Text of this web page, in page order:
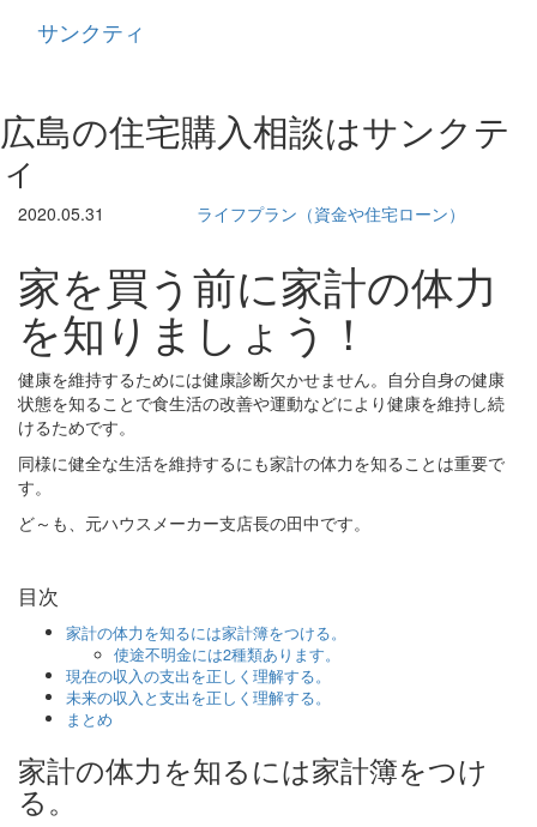
サンクティ
広島の住宅購入相談はサンクテ
ィ
2020.05.31 ライフプラン（資金や住宅ローン）
家を買う前に家計の体力
を知りましょう！
健康を維持するためには健康診断欠かせません。自分自身の健康
状態を知ることで食生活の改善や運動などにより健康を維持し続
けるためです。
同様に健全な生活を維持するにも家計の体力を知ることは重要で
す。
ど～も、元ハウスメーカー支店長の田中です。
目次
家計の体力を知るには家計簿をつける。
使途不明金には2種類あります。
現在の収入の支出を正しく理解する。
未来の収入と支出を正しく理解する。
まとめ
家計の体力を知るには家計簿をつけ
る。